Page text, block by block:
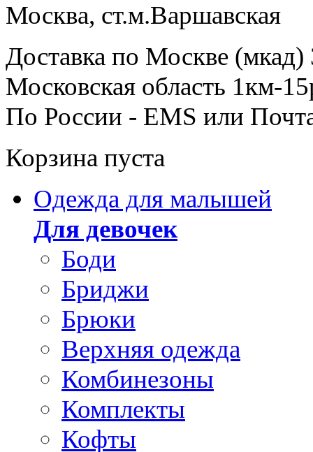
Москва, ст.м.Варшавская
Доставка по Москве (мкад)
Московская область 1км-
По России - EMS или
Корзина пуста
Одежда для малышей
Для девочек
Боди
Бриджи
Брюки
Верхняя одежда
Комбинезоны
Комплекты
Кофты